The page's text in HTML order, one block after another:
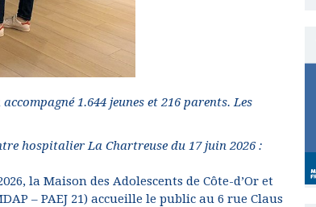
1.644 jeunes et 216 parents. Les
hospitalier La Chartreuse du 17 juin 2026 :
la Maison des Adolescents de Côte-d’Or et
– PAEJ 21) accueille le public au 6 rue Claus